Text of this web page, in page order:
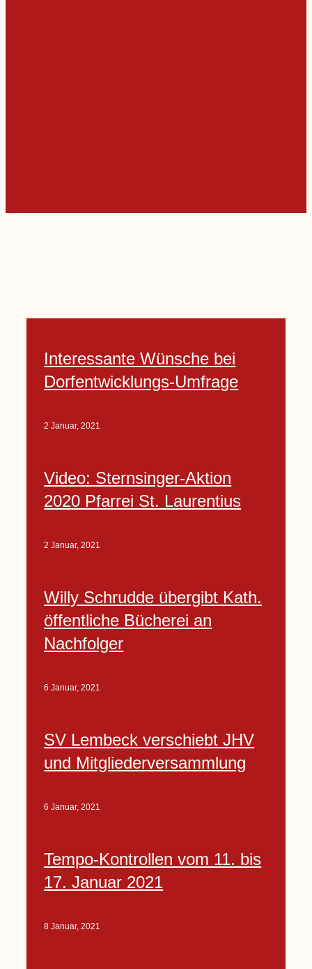
Interessante Wünsche bei
Dorfentwicklungs-Umfrage
2 Januar, 2021
Video: Sternsinger-Aktion
2020 Pfarrei St. Laurentius
2 Januar, 2021
Willy Schrudde übergibt Kath.
öffentliche Bücherei an
Nachfolger
6 Januar, 2021
SV Lembeck verschiebt JHV
und Mitgliederversammlung
6 Januar, 2021
Tempo-Kontrollen vom 11. bis
17. Januar 2021
8 Januar, 2021